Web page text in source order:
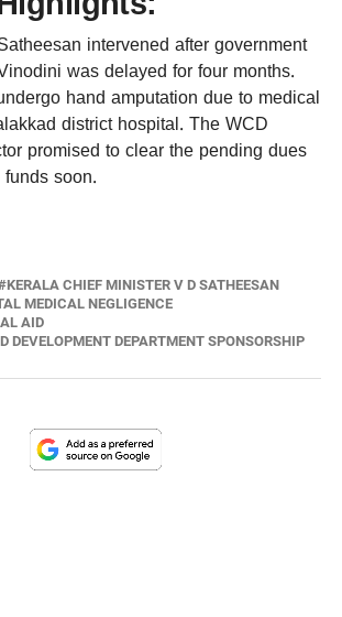
intervened after government
was delayed for four months.
hand amputation due to medical
district hospital. The WCD
promised to clear the pending dues
soon.
KERALA CHIEF MINISTER V D SATHEESAN
MEDICAL NEGLIGENCE
AID
DEVELOPMENT DEPARTMENT SPONSORSHIP